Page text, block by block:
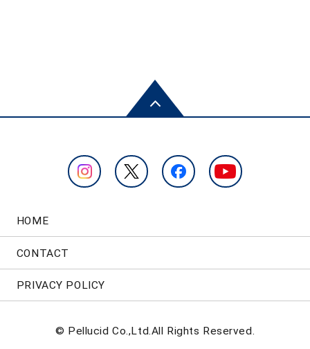
HOME
CONTACT
PRIVACY POLICY
© Pellucid Co.,Ltd.All Rights Reserved.